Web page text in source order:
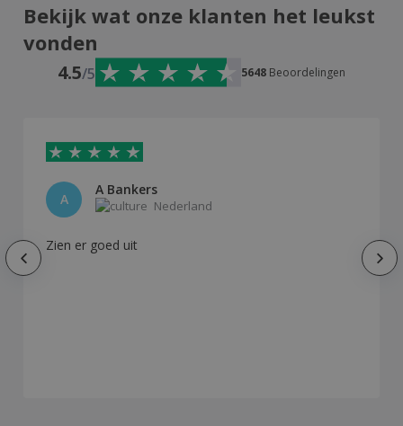
Bekijk wat onze klanten het leukst
vonden
4.5/5 5648 Beoordelingen
A
A Bankers
Nederland
Zien er goed uit